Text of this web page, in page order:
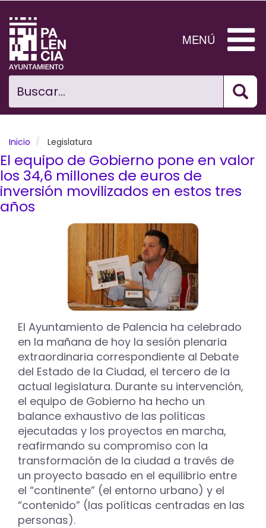
contenido
principal
Buscar...
MENÚ
Ciudad
El Ayuntamiento
Noticias
Planificación Ciudad
Areas municipales
Inicio Legislatura
El equipo de Gobierno pone en valor
los 34,6 millones de euros de
inversión movilizados en estos tres
años
El Ayuntamiento de Palencia ha celebrado
en la mañana de hoy la sesión plenaria
extraordinaria correspondiente al Debate
del Estado de la Ciudad, el tercero de la
actual legislatura. Durante su intervención,
el equipo de Gobierno ha hecho un
balance exhaustivo de las políticas
ejecutadas y los proyectos en marcha,
reafirmando su compromiso con la
transformación de la ciudad a través de
un proyecto basado en el equilibrio entre
el “continente” (el entorno urbano) y el
“contenido” (las políticas centradas en las
personas).